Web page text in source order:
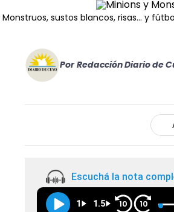
sustos blancos, risas... y
Por Redacción Diario de
Escuchá la nota
1 1.5 10 10